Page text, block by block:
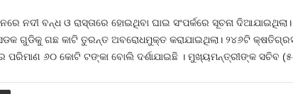
ନଦୀ ବନ୍ଧ ଓ ରାସ୍ତାରେ ହୋଇଥିବା ଘାଇ ସଂପର୍କରେ ସୂଚନା
ଗୁଡିକୁ ଗଛ କାଟି ତୁରନ୍ତ ଅବରୋଧମୁକ୍ତ କରାଯାଇଥିଲା। ୨୪୬ଟି
୬୦ କୋଟି ଟଙ୍କା ବୋଲି ଦର୍ଶାଯାଇଛି । ମୁଖ୍ୟମନ୍ତ୍ରୀଙ୍କ ସଚିବ